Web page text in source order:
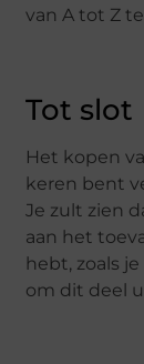
van A tot Z
Tot slot
Het kopen
keren bent
Je zult zien
aan het
hebt, zoals
om dit deel